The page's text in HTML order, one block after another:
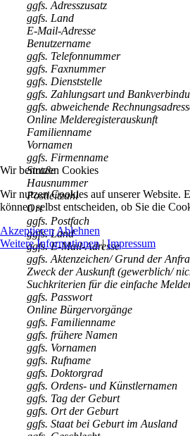
ggfs. Adresszusatz
ggfs. Land
E-Mail-Adresse
Benutzername
ggfs. Telefonnummer
ggfs. Faxnummer
ggfs. Dienststelle
ggfs. Zahlungsart und
ggfs. abweichende
Online Melderegisterauskunft
Familienname
Vornamen
ggfs. Firmenname
Straße
Hausnummer
Postleitzahl
Ort
ggfs. Postfach
ggfs. Land
ggfs. E-Mail-Adresse
ggfs. Aktenzeichen/ Grund der
Zweck der Auskunft (gewerblich/
Suchkriterien für die einfache
ggfs. Passwort
Online Bürgervorgänge
ggfs. Familienname
ggfs. frühere Namen
ggfs. Vornamen
ggfs. Rufname
ggfs. Doktorgrad
ggfs. Ordens- und Künstlernamen
ggfs. Tag der Geburt
ggfs. Ort der Geburt
ggfs. Staat bei Geburt im Ausland
Wir benutzen Cookies
Wir nutzen Cookies auf unserer Website.
können selbst entscheiden, ob Sie die
Akzeptieren Ablehnen
Weitere Informationen|Impressum